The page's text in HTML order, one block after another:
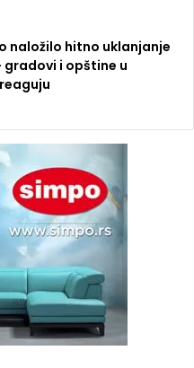
naložilo hitno uklanjanje
gradovi i opštine u